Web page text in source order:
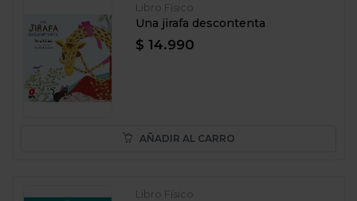
Libro Físico
Una jirafa descontenta
$ 14.990
AÑADIR AL CARRO
Libro Físico